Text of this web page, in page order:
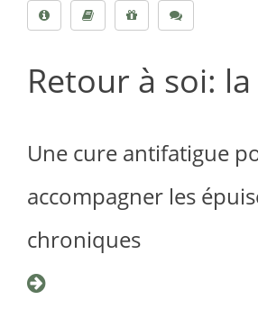
Retour à soi:
Une cure antifatigue
accompagner les
chroniques